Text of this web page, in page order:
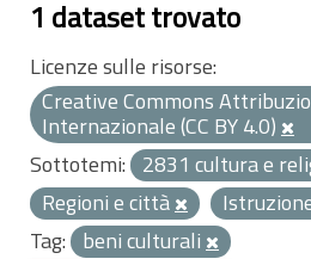
1 dataset trovato
Licenze sulle risorse:
Creative Commons
Internazionale (CC BY 4.0)
Sottotemi: 2831 cultura e
Regioni e città
Tag: beni culturali